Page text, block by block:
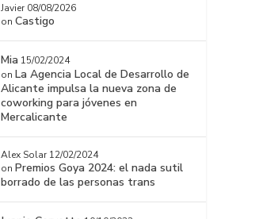
Javier 08/08/2026
onCastigo
Mia 15/02/2024
on La Agencia Local de Desarrollo de
Alicante impulsa la nueva zona de
coworking para jóvenes en
Mercalicante
Alex Solar 12/02/2024
on Premios Goya 2024: el nada sutil
borrado de las personas trans